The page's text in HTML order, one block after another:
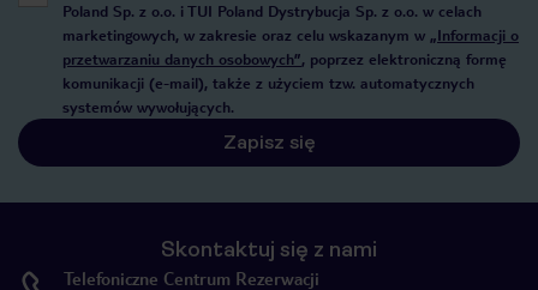
Poland Sp. z o.o. i TUI Poland Dystrybucja Sp. z o.o. w celach
marketingowych, w zakresie oraz celu wskazanym w „Informacji o
przetwarzaniu danych osobowych”, poprzez elektroniczną formę
komunikacji (e-mail), także z użyciem tzw. automatycznych
systemów wywołujących.
Zapisz się
Skontaktuj się z nami
Telefoniczne Centrum Rezerwacji